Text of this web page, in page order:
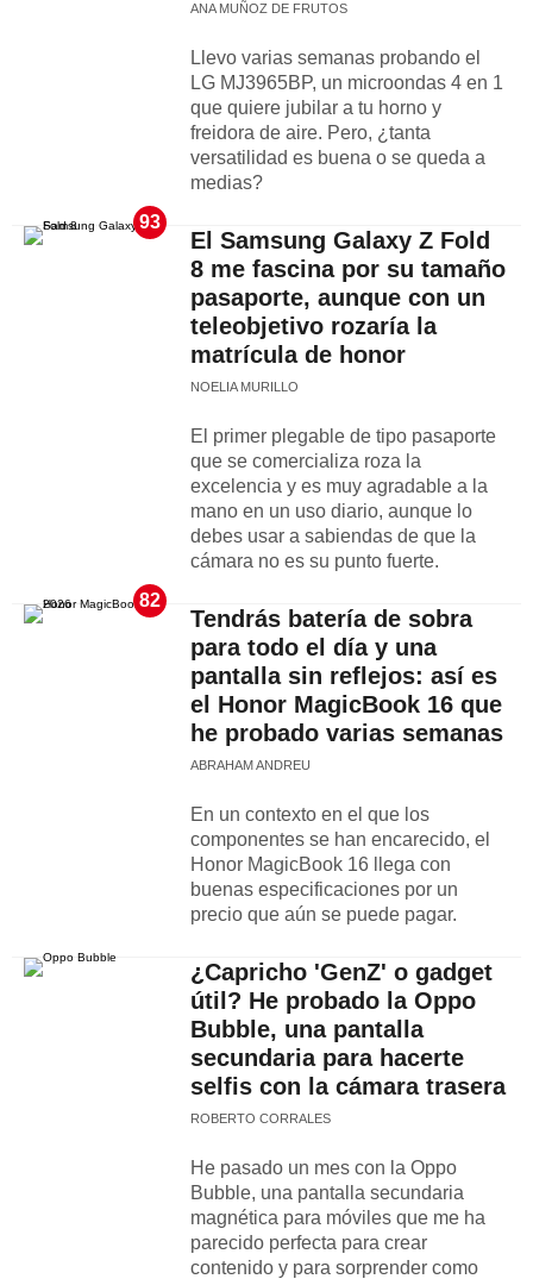
ANA MUÑOZ DE FRUTOS
Llevo varias semanas probando el
LG MJ3965BP, un microondas 4 en 1
que quiere jubilar a tu horno y
freidora de aire. Pero, ¿tanta
versatilidad es buena o se queda a
medias?
93
El Samsung Galaxy Z Fold
8 me fascina por su tamaño
pasaporte, aunque con un
teleobjetivo rozaría la
matrícula de honor
NOELIA MURILLO
El primer plegable de tipo pasaporte
que se comercializa roza la
excelencia y es muy agradable a la
mano en un uso diario, aunque lo
debes usar a sabiendas de que la
cámara no es su punto fuerte.
82
Tendrás batería de sobra
para todo el día y una
pantalla sin reflejos: así es
el Honor MagicBook 16 que
he probado varias semanas
ABRAHAM ANDREU
En un contexto en el que los
componentes se han encarecido, el
Honor MagicBook 16 llega con
buenas especificaciones por un
precio que aún se puede pagar.
¿Capricho 'GenZ' o gadget
útil? He probado la Oppo
Bubble, una pantalla
secundaria para hacerte
selfis con la cámara trasera
ROBERTO CORRALES
He pasado un mes con la Oppo
Bubble, una pantalla secundaria
magnética para móviles que me ha
parecido perfecta para crear
contenido y para sorprender como